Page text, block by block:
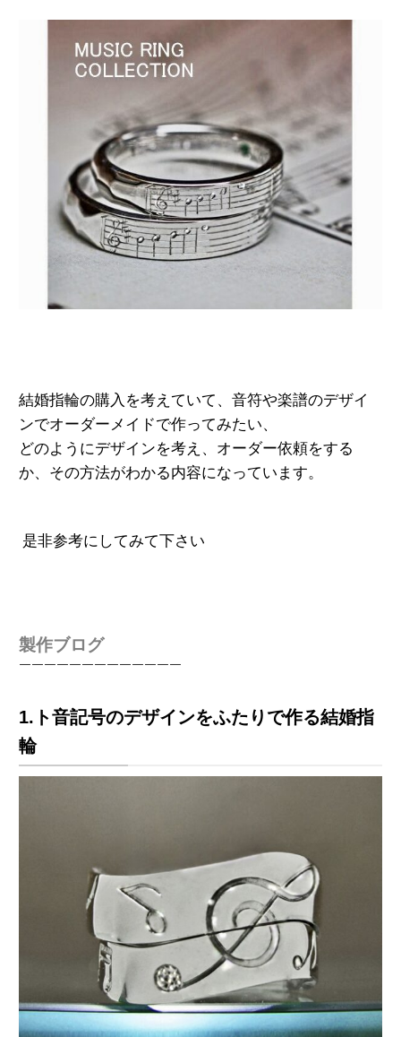
結婚指輪の購入を考えていて、音符や楽譜のデザイ
ンでオーダーメイドで作ってみたい、
どのようにデザインを考え、オーダー依頼をする
か、その方法がわかる内容になってい ます。
是非参考にしてみて下さい
製作ブログ
￣￣￣￣￣￣￣￣￣￣￣￣￣
1.ト音記号のデザインをふたりで作る結婚指
輪